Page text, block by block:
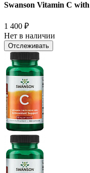
Swanson Vitamin C with
1 400 ₽
Нет в наличии
Отслеживать